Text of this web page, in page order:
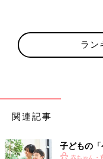
ラン
関連記事
子どもの
赤ちゃん・